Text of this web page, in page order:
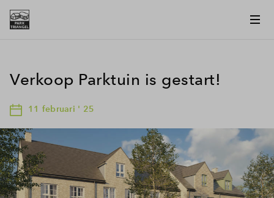
Verkoop Parktuin is gestart!
11 februari ' 25